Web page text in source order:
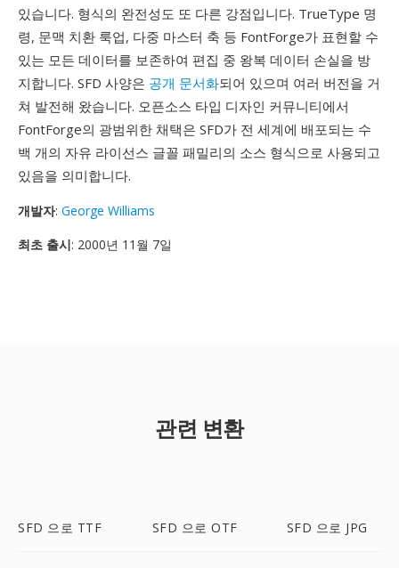
있습니다. 형식의 완전성도 또 다른 강점입니다. TrueType 명
령, 문맥 치환 룩업, 다중 마스터 축 등 FontForge가 표현할 수
있는 모든 데이터를 보존하여 편집 중 왕복 데이터 손실을 방
지합니다. SFD 사양은 공개 문서화되어 있으며 여러 버전을 거
쳐 발전해 왔습니다. 오픈소스 타입 디자인 커뮤니티에서
FontForge의 광범위한 채택은 SFD가 전 세계에 배포되는 수
백 개의 자유 라이선스 글꼴 패밀리의 소스 형식으로 사용되고
있음을 의미합니다.
개발자: George Williams
최초 출시: 2000년 11월 7일
관련 변환
SFD 으로 TTF SFD 으로 OTF SFD 으로 JPG